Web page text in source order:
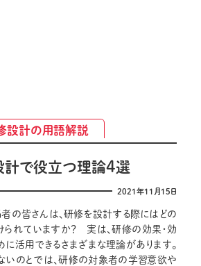
設計の用語解説
計で役立つ理論4選
2021年11月15日
の皆さんは、研修を設計する際にはどの
られていますか？ 実は、研修の効果・効
に活用できるさまざまな理論があります。
いのとでは、研修の対象者の学習意欲や